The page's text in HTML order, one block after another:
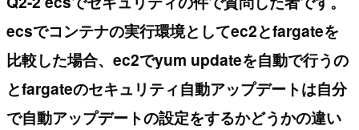
ecsでコンテナの実行環境としてec2とfargateを
比較した場合、ec2でyum updateを自動で行うの
とfargateのセキュリティ自動アップデートは自分
で自動アップデートの設定をするかどうかの違い